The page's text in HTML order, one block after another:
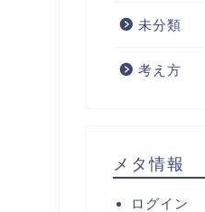
未分類
考え方
メタ情報
ログイン